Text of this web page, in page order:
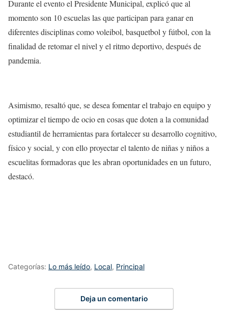
Durante el evento el Presidente Municipal, explicó que al
momento son 10 escuelas las que participan para ganar en
diferentes disciplinas como voleibol, basquetbol y fútbol, con la
finalidad de retomar el nivel y el ritmo deportivo, después de
pandemia.
Asimismo, resaltó que, se desea fomentar el trabajo en equipo y
optimizar el tiempo de ocio en cosas que doten a la comunidad
estudiantil de herramientas para fortalecer su desarrollo cognitivo,
físico y social, y con ello proyectar el talento de niñas y niños a
escuelitas formadoras que les abran oportunidades en un futuro,
destacó.
Categorías: Lo más leído, Local, Principal
Deja un comentario